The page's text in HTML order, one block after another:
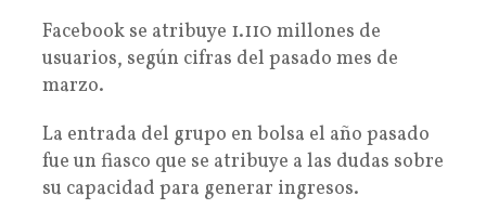
Facebook se atribuye 1.110 millones de
usuarios, según cifras del pasado mes de
marzo.
La entrada del grupo en bolsa el año pasado
fue un fiasco que se atribuye a las dudas sobre
su capacidad para generar ingresos.